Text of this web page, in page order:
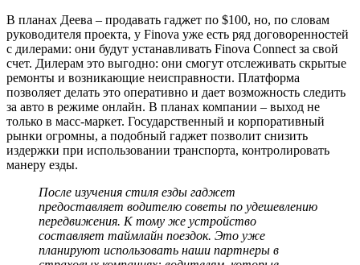
В планах Деева – продавать гаджет по $100, но, по словам
руководителя проекта, у Finova уже есть ряд договоренностей
с дилерами: они будут устанавливать Finova Connect за свой
счет. Дилерам это выгодно: они смогут отслеживать скрытые
ремонты и возникающие неисправности. Платформа
позволяет делать это оперативно и дает возможность следить
за авто в режиме онлайн. В планах компании – выход не
только в масс-маркет. Государственный и корпоративный
рынки огромны, а подобный гаджет позволит снизить
издержки при использовании транспорта, контролировать
манеру езды.
После изучения стиля езды гаджет
предоставляет водителю советы по удешевлению
передвижения. К тому же устройство
составляет таймлайн поездок. Это уже
планируют использовать наши партнеры в